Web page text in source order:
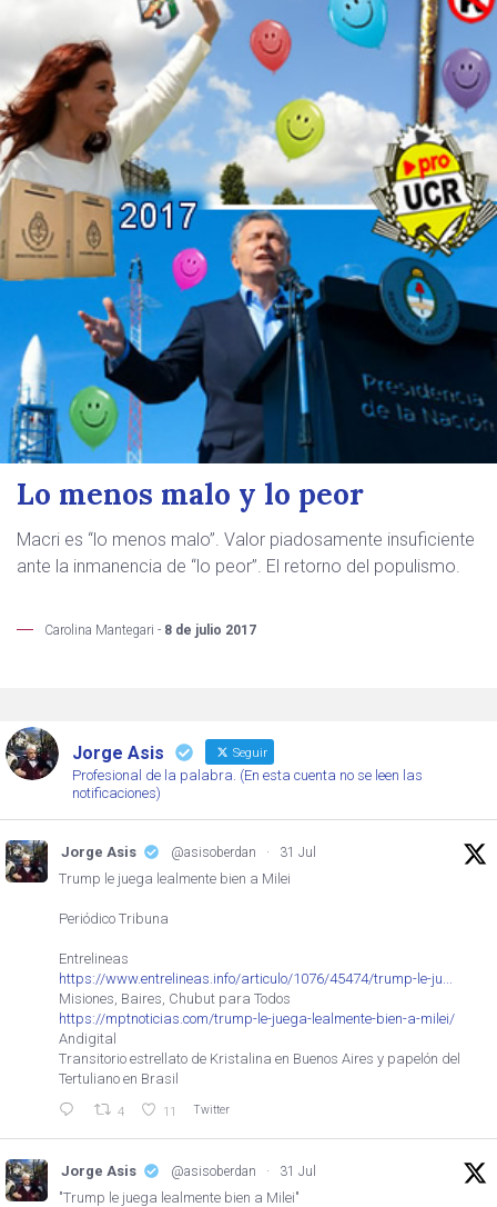
Lo menos malo y lo peor
Macri es “lo menos malo”. Valor piadosamente insuficiente
ante la inmanencia de “lo peor”. El retorno del populismo.
Carolina Mantegari - 8 de julio 2017
Jorge Asis Seguir
Profesional de la palabra. (En esta cuenta no se leen las
notificaciones)
Jorge Asis @asisoberdan · 31 Jul
Trump le juega lealmente bien a Milei
Periódico Tribuna
Entrelineas
https://www.entrelineas.info/articulo/1076/45474/trump-le-ju...
Misiones, Baires, Chubut para Todos
https://mptnoticias.com/trump-le-juega-lealmente-bien-a-milei/
Andigital
Transitorio estrellato de Kristalina en Buenos Aires y papelón del
Tertuliano en Brasil
4 11 Twitter
Jorge Asis @asisoberdan · 31 Jul
"Trump le juega lealmente bien a Milei"